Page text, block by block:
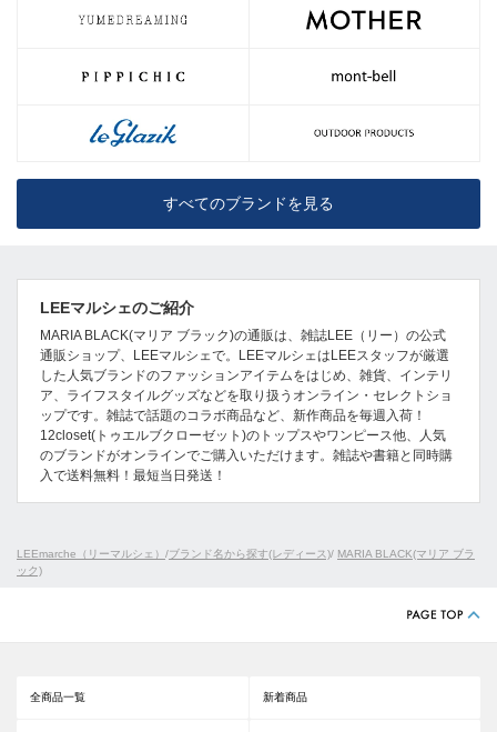
すべてのブランドを見る
LEEマルシェのご紹介
MARIA BLACK(マリア ブラック)の通販は、雑誌LEE（リー）の公式
通販ショップ、LEEマルシェで。LEEマルシェはLEEスタッフが厳選
した人気ブランドのファッションアイテムをはじめ、雑貨、インテリ
ア、ライフスタイルグッズなどを取り扱うオンライン・セレクトショ
ップです。雑誌で話題のコラボ商品など、新作商品を毎週入荷！
12closet(トゥエルブクローゼット)のトップスやワンピース他、人気
のブランドがオンラインでご購入いただけます。雑誌や書籍と同時購
入で送料無料！最短当日発送！
LEEmarche（リーマルシェ） /ブランド名から探す(レディース)/ MARIA BLACK(マリア ブラ
ック)
全商品一覧 新着商品